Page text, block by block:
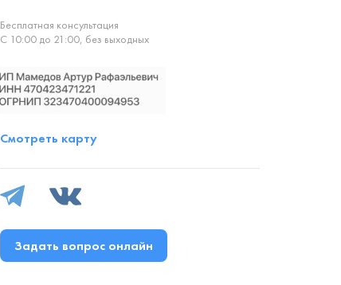
Бесплатная консультация
С 10:00 до 21:00, без выходных
Смотреть карту
Задать вопрос онлайн